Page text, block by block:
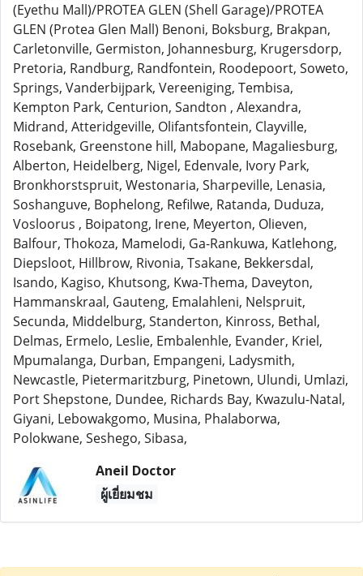
(Eyethu Mall)/PROTEA GLEN (Shell Garage)/PROTEA
GLEN (Protea Glen Mall) Benoni, Boksburg, Brakpan,
Carletonville, Germiston, Johannesburg, Krugersdorp,
Pretoria, Randburg, Randfontein, Roodepoort, Soweto,
Springs, Vanderbijpark, Vereeniging, Tembisa,
Kempton Park, Centurion, Sandton , Alexandra,
Midrand, Atteridgeville, Olifantsfontein, Clayville,
Rosebank, Greenstone hill, Mabopane, Magaliesburg,
Alberton, Heidelberg, Nigel, Edenvale, Ivory Park,
Bronkhorstspruit, Westonaria, Sharpeville, Lenasia,
Soshanguve, Bophelong, Refilwe, Ratanda, Duduza,
Vosloorus , Boipatong, Irene, Meyerton, Olieven,
Balfour, Thokoza, Mamelodi, Ga-Rankuwa, Katlehong,
Diepsloot, Hillbrow, Rivonia, Tsakane, Bekkersdal,
Isando, Kagiso, Khutsong, Kwa-Thema, Daveyton,
Hammanskraal, Gauteng, Emalahleni, Nelspruit,
Secunda, Middelburg, Standerton, Kinross, Bethal,
Delmas, Ermelo, Leslie, Embalenhle, Evander, Kriel,
Mpumalanga, Durban, Empangeni, Ladysmith,
Newcastle, Pietermaritzburg, Pinetown, Ulundi, Umlazi,
Port Shepstone, Dundee, Richards Bay, Kwazulu-Natal,
Giyani, Lebowakgomo, Musina, Phalaborwa,
Polokwane, Seshego, Sibasa,
Aneil Doctor
ผู้เยี่ยมชม